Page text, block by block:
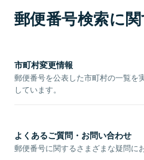
郵便番号検索に
市町村変更情報
郵便番号を公表した市町村の一覧を
しています。
よくあるご質問・お問い合わせ
郵便番号に関するさまざまな疑問に